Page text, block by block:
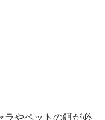
ラやペットの餌が必